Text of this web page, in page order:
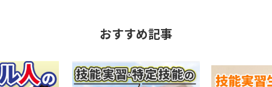
おすすめ記事